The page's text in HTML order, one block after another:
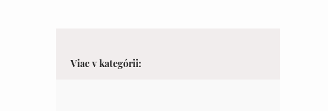
Viac v kategórii: